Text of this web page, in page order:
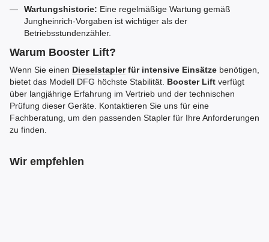
Wartungshistorie: Eine regelmäßige Wartung gemäß
Jungheinrich-Vorgaben ist wichtiger als der
Betriebsstundenzähler.
Warum Booster Lift?
Wenn Sie einen Dieselstaplerfür intensive Einsätze benötigen,
bietet das Modell DFG höchste Stabilität. Booster Lift verfügt
über langjährige Erfahrung im Vertrieb und der technischen
Prüfung dieser Geräte. Kontaktieren Sie uns für eine
Fachberatung, um den passenden Stapler für Ihre Anforderungen
zu finden.
Wir empfehlen